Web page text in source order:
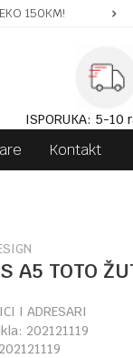
150KM!
ISPORUKA: 5-10
Kontakt
A5 TOTO
I ADRESARI
202121119
202121119